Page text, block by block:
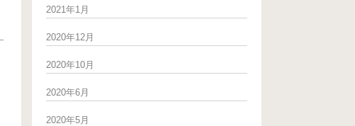
2021年1月
2020年12月
2020年10月
2020年6月
2020年5月